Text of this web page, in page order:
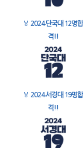
🏅 2024 단국대 12명합
격!!
🏅 2024 서경대 19명합
격!!